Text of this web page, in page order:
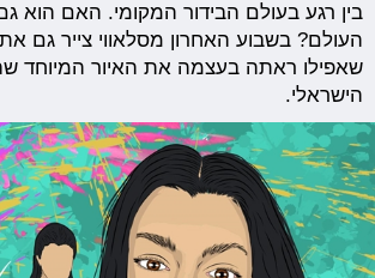
בין רגע בעולם הבידור המקומי. האם הוא
העולם? בשבוע האחרון מסלאווי צייר גם
שאפילו ראתה בעצמה את האיור המיוחד
הישראלי.